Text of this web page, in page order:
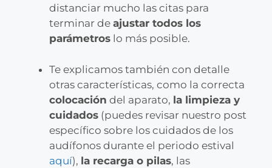
distanciar mucho las citas para
terminar de ajustar todos los
parámetros lo más posible.
Te explicamos también con detalle
otras características, como la correcta
colocación del aparato, la limpieza y
cuidados (puedes revisar nuestro post
específico sobre los cuidados de los
audífonos durante el periodo estival
aquí), la recarga o pilas, las